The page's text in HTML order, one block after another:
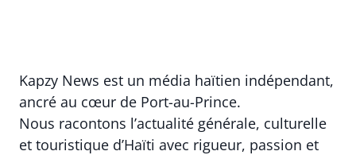
Kapzy News est un média haïtien indépendant,
ancré au cœur de Port-au-Prince.
Nous racontons l’actualité générale, culturelle
et touristique d’Haïti avec rigueur, passion et